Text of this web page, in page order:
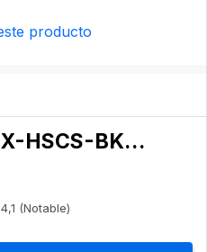
producto
Hyperx HX-HSCS-BK/NA
4,1 (Notable)